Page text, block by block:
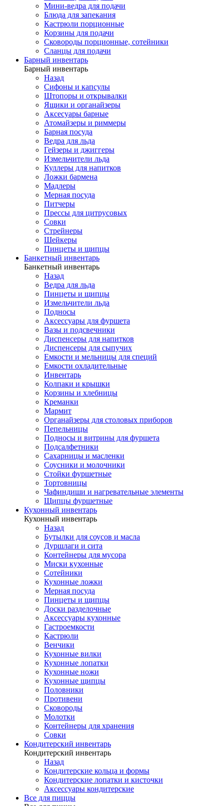
Мини-ведра для подачи
Блюда для запекания
Кастрюли порционные
Корзины для подачи
Сковороды порционные, сотейники
Сланцы для подачи
Барный инвентарь
Барный инвентарь
Назад
Сифоны и капсулы
Штопоры и открывалки
Ящики и органайзеры
Аксесуары барные
Атомайзеры и риммеры
Барная посуда
Ведра для льда
Гейзеры и джиггеры
Измельчители льда
Куллеры для напитков
Ложки бармена
Мадлеры
Мерная посуда
Питчеры
Прессы для цитрусовых
Совки
Стрейнеры
Шейкеры
Пинцеты и щипцы
Банкетный инвентарь
Банкетный инвентарь
Назад
Ведра для льда
Пинцеты и щипцы
Измельчители льда
Подносы
Аксессуары для фуршета
Вазы и подсвечники
Диспенсеры для напитков
Диспенсеры для сыпучих
Емкости и мельницы для специй
Емкости охладительные
Инвентарь
Колпаки и крышки
Корзины и хлебницы
Креманки
Мармит
Органайзеры для столовых приборов
Пепельницы
Подносы и витрины для фуршета
Подсалфетники
Сахарницы и масленки
Соусники и молочники
Стойки фуршетные
Тортовницы
Чафиндиши и нагревательные элементы
Щипцы фуршетные
Кухонный инвентарь
Кухонный инвентарь
Назад
Бутылки для соусов и масла
Дуршлаги и сита
Контейнеры для мусора
Миски кухонные
Сотейники
Кухонные ложки
Мерная посуда
Пинцеты и щипцы
Доски разделочные
Аксессуары кухонные
Гастроемкости
Кастрюли
Венчики
Кухонные вилки
Кухонные лопатки
Кухонные ножи
Кухонные щипцы
Половники
Противени
Сковороды
Молотки
Контейнеры для хранения
Совки
Кондитерский инвентарь
Кондитерский инвентарь
Назад
Кондитерские кольца и формы
Кондитерские лопатки и кисточки
Аксессуары кондитерские
Все для пиццы